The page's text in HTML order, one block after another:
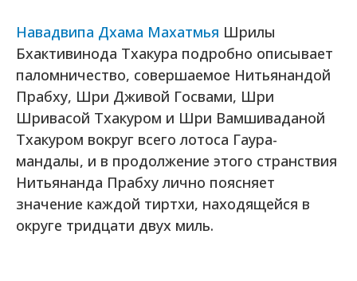
Навадвипа Дхама Махатмья Шрилы
Бхактивинода Тхакура подробно описывает
паломничество, совершаемое Нитьянандой
Прабху, Шри Дживой Госвами, Шри
Шривасой Тхакуром и Шри Вамшиваданой
Тхакуром вокруг всего лотоса Гаура-
мандалы, и в продолжение этого странствия
Нитьянанда Прабху лично поясняет
значение каждой тиртхи, находящейся в
округе тридцати двух миль.